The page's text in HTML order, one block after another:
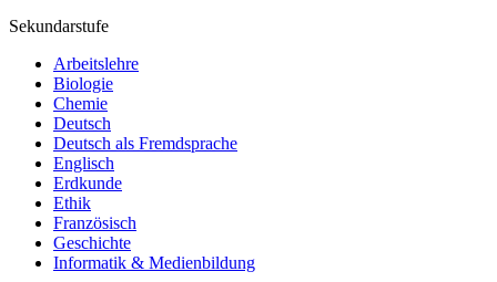
Sekundarstufe
Arbeitslehre
Biologie
Chemie
Deutsch
Deutsch als Fremdsprache
Englisch
Erdkunde
Ethik
Französisch
Geschichte
Informatik & Medienbildung